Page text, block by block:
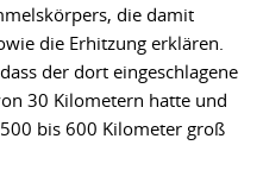
die damit
die Erhitzung erklären.
der dort eingeschlagene
30 Kilometern hatte und
bis 600 Kilometer groß